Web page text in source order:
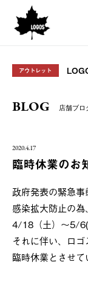
アウトレット
BLOG 店舗ブロ
2020.4.17
臨時休業のお
政府発表の緊急
感染拡大防止の
4/18（土）～5/6(
それに伴い、ロ
臨時休業とさせて